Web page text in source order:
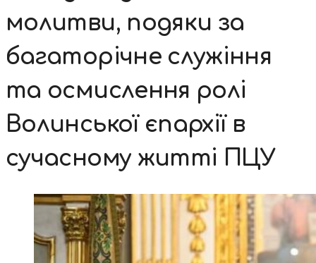
молитви, подяки за
багаторічне служіння
та осмислення ролі
Волинської єпархії в
сучасному житті ПЦУ